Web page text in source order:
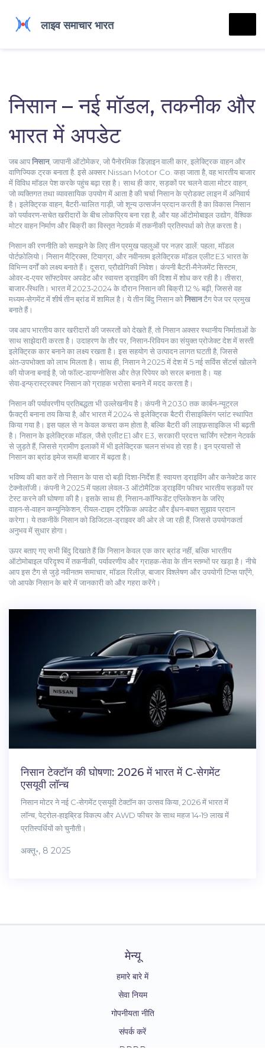
निसान – नई मॉडल, तकनीक और
भारत में अपडेट
जब आपनिसान, जापानी ऑटोमेकर, जो पैनोरमिक डिज़ाइन वाली कार, इलेक्ट्रिक वाहन और
वाणिज्यिक ट्रक बनाता है. इसे अक्सर Nissan Motor Co. कहा जाता है, वह भारतीय बाजार
में विविध मॉडल पेश करके पहुंच बढ़ा रहा है। साथ हीकार सड़कों पर चलने वाला मोटर वाहन,
जो व्यक्तिगत तथा व्यावसायिक उपयोग में आता हैकी चर्चा निसान के प्रोडक्ट लाइन में अनिवार्य
है। इलेक्ट्रिक वाहन, बैटरी‑चालित गाड़ी, जो शून्य उत्सर्जन प्रदान करती हैका विकास निसान
को पर्यावरण‑सचेत खरीदारों के बीच लोकप्रिय बना रहा है, और यहऑटोमोबाइल उद्योग वैश्विक
मोटर वाहन निर्माण और बिक्री का विस्तृत नेटवर्कमें तकनीकी प्रतिस्पर्धा को तेज़ करता है।
निसान की रणनीति को समझने के लिए तीन प्रमुख पहलुओं पर नज़र डालें: पहला, मॉडल
पोर्टफ़ोलियो। निसान मैट्रिक्स, टियाग्रा, और नवीनतम इलेक्ट्रिक मॉडल एलीट E3 भारत के
विभिन्न वर्गों को लक्ष्य बनाते हैं। दूसरा, प्रौद्योगिकी निवेश। कंपनी बैटरी‑मैनेजमेंट सिस्टम,
ओवर‑द‑एयर सॉफ्टवेयर अपडेट और स्वायत्त ड्राइविंग की दिशा में शोध कर रही है। तीसरा,
बाजार‑स्थिति। भारत में 2023‑2024 के दौरान निसान की बिक्री 12 % बढ़ी, जिससे वह
मध्यम‑सेगमेंट में शीर्ष तीन ब्रांड में शामिल है। ये तीन बिंदु निसान कोनिसानटैग पेज पर प्रमुख
बनाते हैं।
जब आप भारतीय कार खरीदारों की जरूरतों को देखते हैं, तो निसान अक्सर स्थानीय निर्माताओं के
साथ साझेदारी करता है। उदाहरण के तौर पर, निसान‑रिवियन का संयुक्त प्रोजेक्ट देश में सस्ती
इलेक्ट्रिक कार बनाने का लक्ष्य रखता है। इस सहयोग से उत्पादन लागत घटती है, जिससे
अंत‑उपभोक्ता को लाभ मिलता है। साथ ही, निसान ने 2025 में देश में 5 नई सर्विस सेंटर्स खोलने
की योजना बनाई है, जो फॉल्ट‑डायग्नोसिस और तेज़ रिपेयर को सरल बनाता है। यह
सेवा‑इन्फ्रास्ट्रक्चर निसान को ग्राहक भरोसा बनाने में मदद करता है।
निसान की पर्यावरणीय प्रतिबद्धता भी उल्लेखनीय है। कंपनी ने 2030 तक कार्बन‑न्यूट्रल
फ़ैक्ट्री बनाना तय किया है, और भारत में 2024 से इलेक्ट्रिक बैटरी रीसाइक्लिंग प्लांट स्थापित
किया गया है। इस पहल से न केवल कचरा कम होता है, बल्कि बैटरी की लाइफ़साइकिल भी बढ़ती
है। निसान के इलेक्ट्रिक मॉडल, जैसे एलीट E1 और E3, सरकारी प्रदत्त चार्जिंग स्टेशन नेटवर्क
से जुड़ते हैं, जिससे ग्रामीण इलाकों में भी इलेक्ट्रिक चलन संभव हो रहा है। इन प्रयासों से
निसान का ब्रांड इमेज सब्ज़ी बाजार में बढ़ता है।
भविष्य की बात करें तो निसान के पास दो बड़ी दिशा‑निर्देश हैं: स्वायत्त ड्राइविंग और कनेक्टेड कार
टेक्नोलॉजी। कंपनी ने 2025 में पहला लेवल‑3 ऑटोमैटिक ड्राइविंग फीचर भारतीय सड़कों पर
टेस्‍ट करने की घोषणा की है। इसके साथ ही, निसान‑कॉन्फिडेंट एप्लिकेशन के जरिए
वाहन‑से‑वाहन कम्युनिकेशन, रीयल‑टाइम ट्रैफ़िक अपडेट और ईंधन‑बचत सुझाव प्रदान
करेगा। ये तकनीकें निसान को डिजिटल‑ड्राइवर की ओर ले जा रही हैं, जिससे उपयोगकर्ता
अनुभव में सुधार होगा।
ऊपर बताए गए सभी बिंदु दिखाते हैं कि निसान केवल एक कार ब्रांड नहीं, बल्कि भारतीय
ऑटोमोबाइल परिदृश्य में तकनीकी, पर्यावरणीय और ग्राहक‑सेवा के तीन स्तम्भों पर खड़ा है। नीचे
आप इस टैग से जुड़े नवीनतम समाचार, मॉडल रिलीज़, बाजार विश्लेषण और उपयोगी टिप्स पाएँगे,
जो आपके निसान के बारे में जानकारी को और गहरा करेंगे।
निसान टेक्टॉन की घोषणा: 2026 में भारत में C‑सेगमेंट
एसयूवी लॉन्च
निसान मोटर ने नई C‑सेगमेंट एसयूवी टेक्टॉन का उत्सव किया, 2026 में भारत में
लॉन्च, पेट्रोल‑हाइब्रिड विकल्प और AWD फीचर के साथ महज 14‑19 लाख में
प्रतिस्पर्धियों को चुनौती।
अक्तू॰, 8 2025
मेन्यू
हमारे बारे में
सेवा नियम
गोपनीयता नीति
संपर्क करें
DPDP